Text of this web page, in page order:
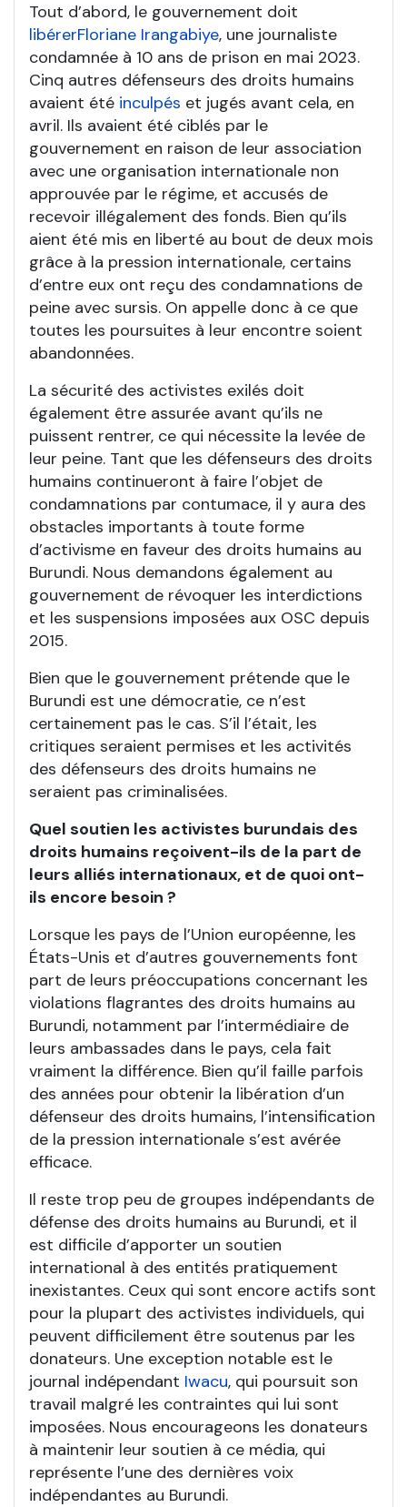
Tout d’abord, le gouvernement doit
libérerFloriane Irangabiye, une journaliste
condamnée à 10 ans de prison en mai 2023.
Cinq autres défenseurs des droits humains
avaient été inculpés et jugés avant cela, en
avril. Ils avaient été ciblés par le
gouvernement en raison de leur association
avec une organisation internationale non
approuvée par le régime, et accusés de
recevoir illégalement des fonds. Bien qu’ils
aient été mis en liberté au bout de deux mois
grâce à la pression internationale, certains
d’entre eux ont reçu des condamnations de
peine avec sursis. On appelle donc à ce que
toutes les poursuites à leur encontre soient
abandonnées.
La sécurité des activistes exilés doit
également être assurée avant qu’ils ne
puissent rentrer, ce qui nécessite la levée de
leur peine. Tant que les défenseurs des droits
humains continueront à faire l’objet de
condamnations par contumace, il y aura des
obstacles importants à toute forme
d’activisme en faveur des droits humains au
Burundi. Nous demandons également au
gouvernement de révoquer les interdictions
et les suspensions imposées aux OSC depuis
2015.
Bien que le gouvernement prétende que le
Burundi est une démocratie, ce n’est
certainement pas le cas. S’il l’était, les
critiques seraient permises et les activités
des défenseurs des droits humains ne
seraient pas criminalisées.
Quel soutien les activistes burundais des
droits humains reçoivent-ils de la part de
leurs alliés internationaux, et de quoi ont-
ils encore besoin ?
Lorsque les pays de l’Union européenne, les
États-Unis et d’autres gouvernements font
part de leurs préoccupations concernant les
violations flagrantes des droits humains au
Burundi, notamment par l’intermédiaire de
leurs ambassades dans le pays, cela fait
vraiment la différence. Bien qu’il faille parfois
des années pour obtenir la libération d’un
défenseur des droits humains, l’intensification
de la pression internationale s’est avérée
efficace.
Il reste trop peu de groupes indépendants de
défense des droits humains au Burundi, et il
est difficile d’apporter un soutien
international à des entités pratiquement
inexistantes. Ceux qui sont encore actifs sont
pour la plupart des activistes individuels, qui
peuvent difficilement être soutenus par les
donateurs. Une exception notable est le
journal indépendant Iwacu, qui poursuit son
travail malgré les contraintes qui lui sont
imposées. Nous encourageons les donateurs
à maintenir leur soutien à ce média, qui
représente l’une des dernières voix
indépendantes au Burundi.